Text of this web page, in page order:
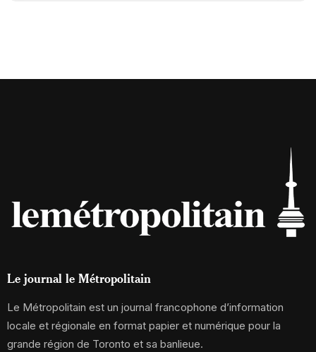
Le journal le Métropolitain
Le Métropolitain est un journal francophone d’information
locale et régionale en format papier et numérique pour la
grande région de Toronto et sa banlieue.